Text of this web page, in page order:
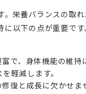
栄養バランスの取
以下の点が重要です
で、身体機能の維持
軽減します。
復と成長に欠かせ